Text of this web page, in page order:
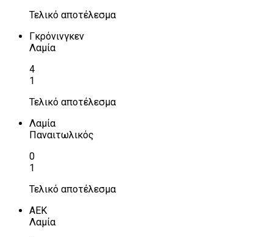
Τελικό αποτέλεσμα
Γκρόνινγκεν
Λαμία
4
1
Τελικό αποτέλεσμα
Λαμία
Παναιτωλικός
0
1
Τελικό αποτέλεσμα
ΑΕΚ
Λαμία